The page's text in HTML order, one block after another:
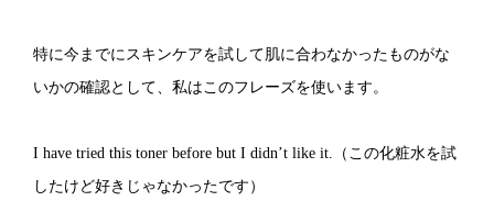
特に今までにスキンケアを試して肌に合わなかったものがな
いかの確認として、私はこのフレーズを使います。
I have tried this toner before but I didn’t like it.（この化粧水を試
したけど好きじゃなかったです）